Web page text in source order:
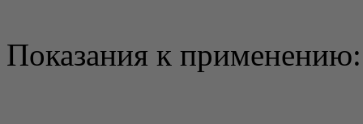
Показания к применению: